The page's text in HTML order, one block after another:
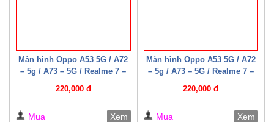
Màn hình Oppo A53 5G / A72
– 5g / A73 – 5G / Realme 7 –
Realme Q2 ( Cáp W HD+ )
220,000 đ
Mua Xem
Màn hình Oppo A53 5G / A72
– 5g / A73 – 5G / Realme 7 –
Realme Q2 ( Cáp W HD+ )
220,000 đ
Mua Xem